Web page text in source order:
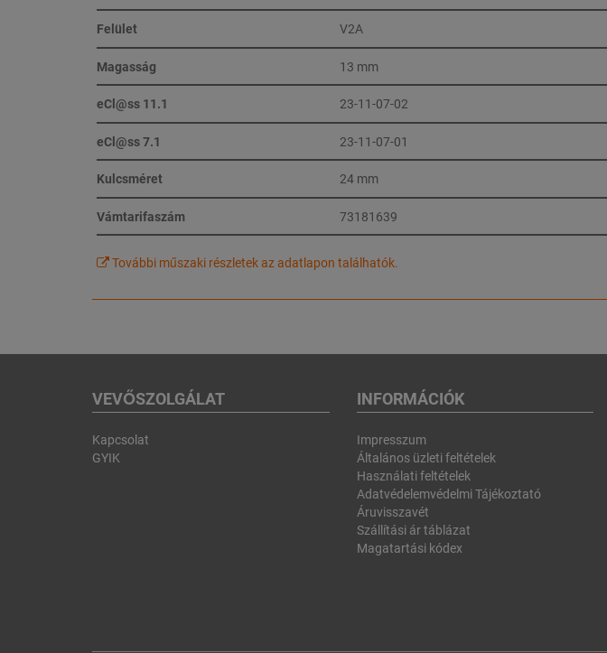
Felület V2A
Magasság 13 mm
eCl@ss 11.1 23-11-07-02
eCl@ss 7.1 23-11-07-01
Kulcsméret 24 mm
Vámtarifaszám 73181639
További műszaki részletek az adatlapon találhatók.
VEVŐSZOLGÁLAT
Kapcsolat
GYIK
INFORMÁCIÓK
Impresszum
Általános üzleti feltételek
Használati feltételek
Adatvédelemvédelmi Tájékoztató
Áruvisszavét
Szállítási ár táblázat
Magatartási kódex